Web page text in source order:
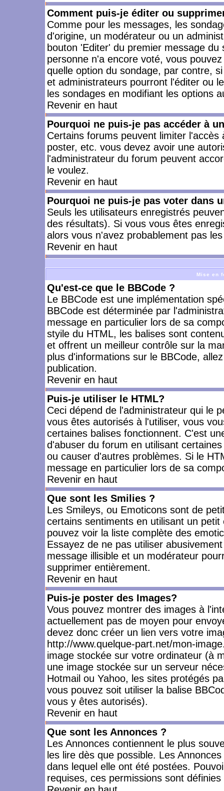
Comment puis-je éditer ou
Comme pour les messages, les
d'origine, un modérateur ou un
bouton 'Editer' du premier message
personne n'a encore voté, vous
quelle option du sondage, par contre,
et administrateurs pourront l'éditer ou
les sondages en modifiant les options
Revenir en haut
Pourquoi ne puis-je pas accéder à
Certains forums peuvent limiter
poster, etc. vous devez avoir une
l'administrateur du forum peuvent
le voulez.
Revenir en haut
Pourquoi ne puis-je pas voter dans
Seuls les utilisateurs enregistrés
des résultats). Si vous vous êtes
alors vous n'avez probablement pas
Revenir en haut
Mise en
Qu'est-ce que le BBCode ?
Le BBCode est une implémentation
BBCode est déterminée par
message en particulier lors de sa
styile du HTML, les balises sont
et offrent un meilleur contrôle sur la
plus d'informations sur le BBCode,
publication.
Revenir en haut
Puis-je utiliser le HTML?
Ceci dépend de l'administrateur qui le
vous êtes autorisés à l'utiliser, vous
certaines balises fonctionnent. C'est
d'abuser du forum en utilisant
ou causer d'autres problèmes. Si le
message en particulier lors de sa
Revenir en haut
Que sont les Smilies ?
Les Smileys, ou Emoticons sont de
certains sentiments en utilisant un
pouvez voir la liste complète des
Essayez de ne pas utiliser
message illisible et un modérateur
supprimer entièrement.
Revenir en haut
Puis-je poster des Images?
Vous pouvez montrer des images à
actuellement pas de moyen pour
devez donc créer un lien vers votre
http://www.quelque-part.net/mon-
image stockée sur votre ordinateur (à
une image stockée sur un serveur
Hotmail ou Yahoo, les sites protégés
vous pouvez soit utiliser la balise
vous y êtes autorisés).
Revenir en haut
Que sont les Annonces ?
Les Annonces contiennent le plus
les lire dès que possible. Les
dans lequel elle ont été postées.
requises, ces permissions sont